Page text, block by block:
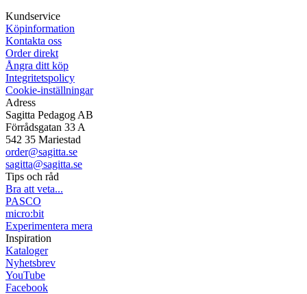
Kundservice
Köpinformation
Kontakta oss
Order direkt
Ångra ditt köp
Integritetspolicy
Cookie-inställningar
Adress
Sagitta Pedagog AB
Förrådsgatan 33 A
542 35 Mariestad
order@sagitta.se
sagitta@sagitta.se
Tips och råd
Bra att veta...
PASCO
micro:bit
Experimentera mera
Inspiration
Kataloger
Nyhetsbrev
YouTube
Facebook